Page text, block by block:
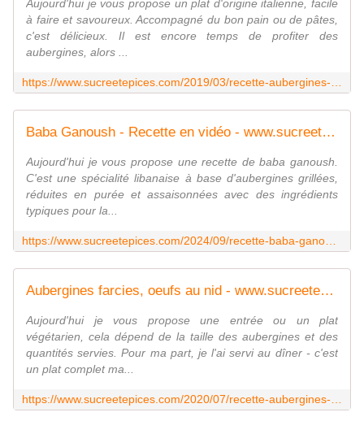
Aujourd'hui je vous propose un plat d'origine italienne, facile
à faire et savoureux. Accompagné du bon pain ou de pâtes,
c'est délicieux. Il est encore temps de profiter des
aubergines, alors ...
Baba Ganoush - Recette en vidéo - www.sucreetepices.com
Aujourd'hui je vous propose une recette de baba ganoush.
C'est une spécialité libanaise à base d'aubergines grillées,
réduites en purée et assaisonnées avec des ingrédients
typiques pour la...
Aubergines farcies, oeufs au nid - www.sucreetepices.com
Aujourd'hui je vous propose une entrée ou un plat
végétarien, cela dépend de la taille des aubergines et des
quantités servies. Pour ma part, je l'ai servi au dîner - c'est
un plat complet ma...